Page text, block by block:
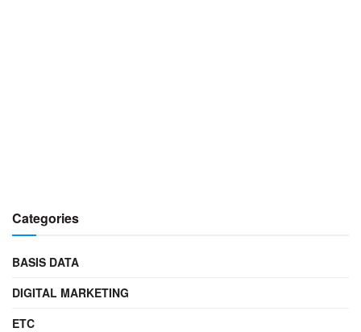
Categories
BASIS DATA
DIGITAL MARKETING
ETC